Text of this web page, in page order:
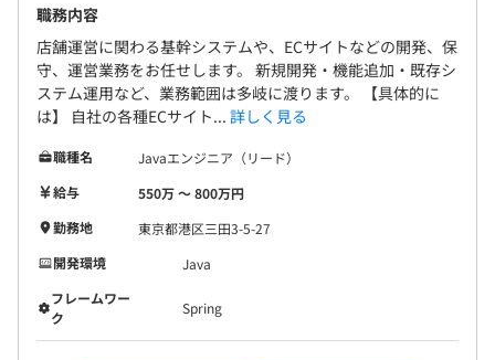
職務内容
店舗運営に関わる基幹システムや、ECサイトなどの開発、保
守、運営業務をお任せします。 新規開発・機能追加・既存シ
ステム運用など、業務範囲は多岐に渡ります。 【具体的に
は】 自社の各種ECサイト... 詳しく見る
職種名
Javaエンジニア（リード）
給与
550万 〜 800万円
勤務地
東京都港区三田3-5-27
開発環境
Java
フレームワー
ク
Spring